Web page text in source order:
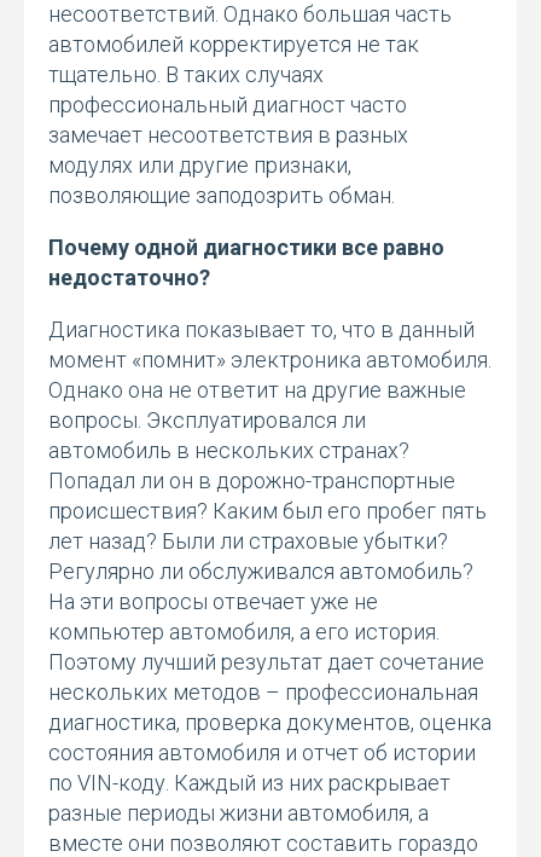
несоответствий. Однако большая часть
автомобилей корректируется не так
тщательно. В таких случаях
профессиональный диагност часто
замечает несоответствия в разных
модулях или другие признаки,
позволяющие заподозрить обман.
Почему одной диагностики все равно
недостаточно?
Диагностика показывает то, что в данный
момент «помнит» электроника автомобиля.
Однако она не ответит на другие важные
вопросы. Эксплуатировался ли
автомобиль в нескольких странах?
Попадал ли он в дорожно-транспортные
происшествия? Каким был его пробег пять
лет назад? Были ли страховые убытки?
Регулярно ли обслуживался автомобиль?
На эти вопросы отвечает уже не
компьютер автомобиля, а его история.
Поэтому лучший результат дает сочетание
нескольких методов – профессиональная
диагностика, проверка документов, оценка
состояния автомобиля и отчет об истории
по VIN-коду. Каждый из них раскрывает
разные периоды жизни автомобиля, а
вместе они позволяют составить гораздо